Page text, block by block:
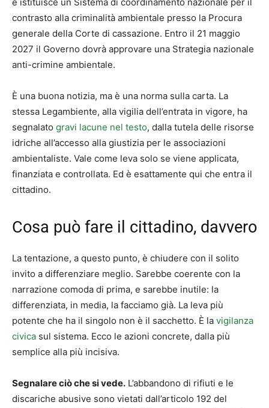
contrasto alla criminalità ambientale presso la Procura
generale della Corte di cassazione. Entro il 21 maggio
2027 il Governo dovrà approvare una Strategia nazionale
anti-crimine ambientale.
È una buona notizia, ma è una norma sulla carta. La
stessa Legambiente, alla vigilia dell’entrata in vigore, ha
segnalato gravi lacune nel testo, dalla tutela delle risorse
idriche all’accesso alla giustizia per le associazioni
ambientaliste. Vale come leva solo se viene applicata,
finanziata e controllata. Ed è esattamente qui che entra il
cittadino.
Cosa può fare il cittadino, davvero
La tentazione, a questo punto, è chiudere con il solito
invito a differenziare meglio. Sarebbe coerente con la
narrazione comoda di prima, e sarebbe inutile: la
differenziata, in media, la facciamo già. La leva più
potente che ha il singolo non è il sacchetto. È la vigilanza
civica sul sistema. Ecco le azioni concrete, dalla più
semplice alla più incisiva.
Segnalare ciò che si vede. L’abbandono di rifiuti e le
discariche abusive sono vietati dall’articolo 192 del